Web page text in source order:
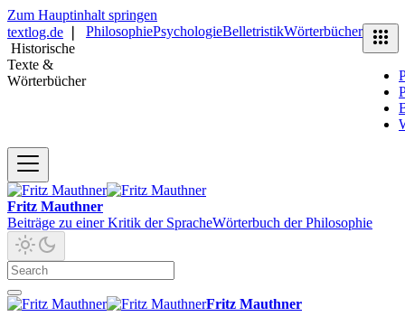
Zum Hauptinhalt springen
textlog.de
Historische
Texte &
Wörterbücher
PhilosophiePsychologieBelletristikWörterbücher
Fritz Mauthner
Beiträge zu einer Kritik der SpracheWörterbuch der Philosophie
Fritz Mauthner